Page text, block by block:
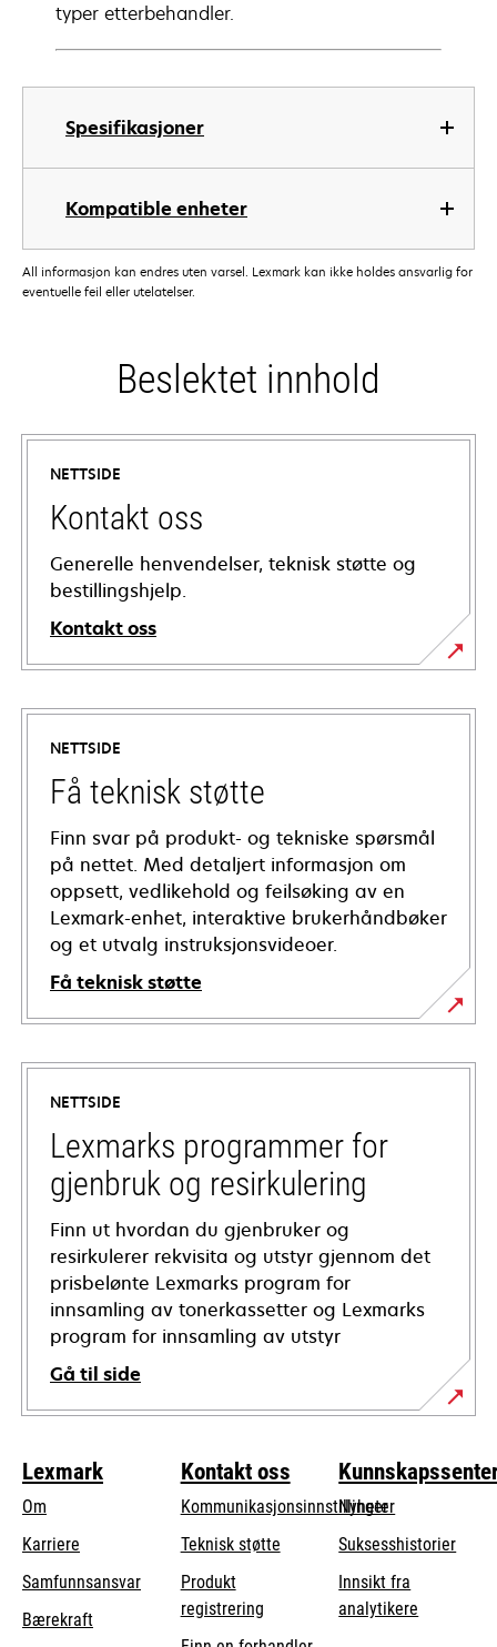
Spesifikasjoner
Kompatible enheter
typer etterbehandler.
All informasjon kan endres uten varsel. Lexmark kan ikke holdes ansvarlig for
eventuelle feil eller utelatelser.
Beslektet innhold
NETTSIDE
Kontakt oss
Generelle henvendelser, teknisk støtte og
bestillingshjelp.
Kontakt oss
NETTSIDE
Få teknisk støtte
Finn svar på produkt- og tekniske spørsmål
på nettet. Med detaljert informasjon om
oppsett, vedlikehold og feilsøking av en
Lexmark-enhet, interaktive brukerhåndbøker
og et utvalg instruksjonsvideoer.
Få teknisk støtte
opens
in
new
tab
NETTSIDE
Lexmarks programmer for
gjenbruk og resirkulering
Finn ut hvordan du gjenbruker og
resirkulerer rekvisita og utstyr gjennom det
prisbelønte Lexmarks program for
innsamling av tonerkassetter og Lexmarks
program for innsamling av utstyr
Gå til side
Lexmark
Om
Karriere
Samfunnsansvaropens
Bærekraft
Kontakt oss
Kommunikasjonsinnstillinger
Teknisk støtteopens
Produkt
registrering
Nyheter
Suksesshistorier
Innsikt fra
analytikere